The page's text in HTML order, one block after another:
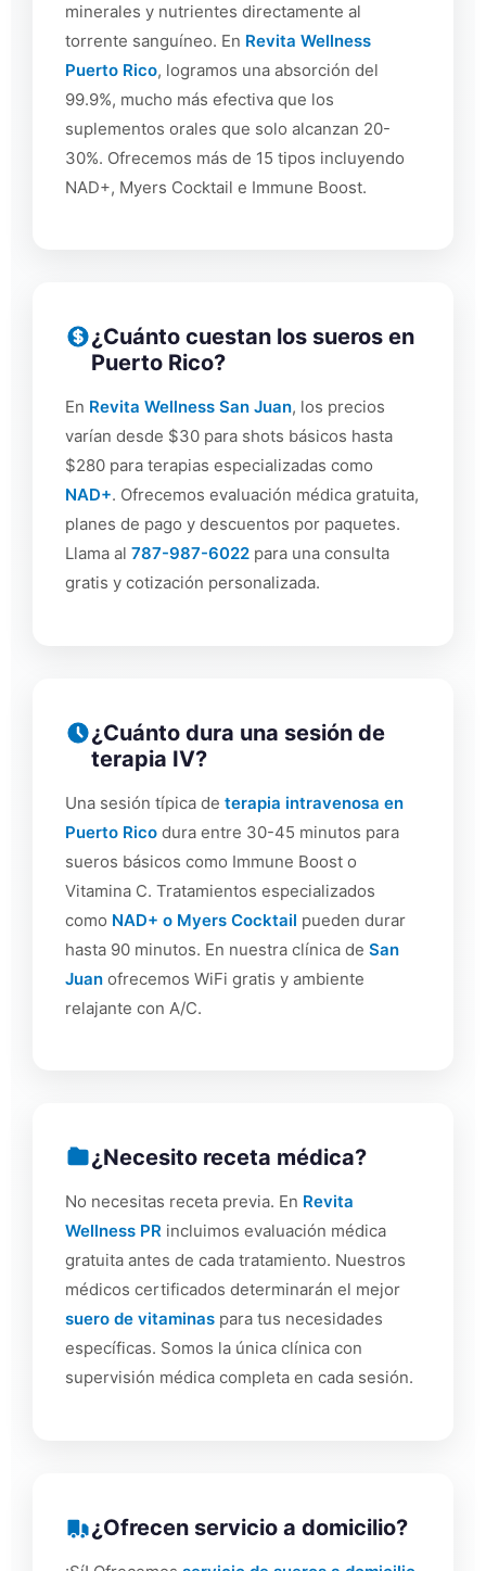
minerales y nutrientes directamente al
torrente sanguíneo. En Revita Wellness
Puerto Rico, logramos una absorción del
99.9%, mucho más efectiva que los
suplementos orales que solo alcanzan 20-
30%. Ofrecemos más de 15 tipos incluyendo
NAD+, Myers Cocktail e Immune Boost.
¿Cuánto cuestan los sueros en
Puerto Rico?
En Revita Wellness San Juan, los precios
varían desde $30 para shots básicos hasta
$280 para terapias especializadas como
NAD+. Ofrecemos evaluación médica gratuita,
planes de pago y descuentos por paquetes.
Llama al 787-987-6022 para una consulta
gratis y cotización personalizada.
¿Cuánto dura una sesión de
terapia IV?
Una sesión típica de terapia intravenosa en
Puerto Rico dura entre 30-45 minutos para
sueros básicos como Immune Boost o
Vitamina C. Tratamientos especializados
como NAD+ o Myers Cocktail pueden durar
hasta 90 minutos. En nuestra clínica de San
Juan ofrecemos WiFi gratis y ambiente
relajante con A/C.
¿Necesito receta médica?
No necesitas receta previa. En Revita
Wellness PR incluimos evaluación médica
gratuita antes de cada tratamiento. Nuestros
médicos certificados determinarán el mejor
suero de vitaminas para tus necesidades
específicas. Somos la única clínica con
supervisión médica completa en cada sesión.
¿Ofrecen servicio a domicilio?